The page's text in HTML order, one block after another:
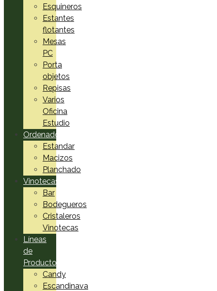
Esquineros
Estantes
flotantes
Mesas
PC
Porta
objetos
Repisas
Varios
Oficina
Estudio
Ordenadores
Estandar
Macizos
Planchado
Vinotecas
Bar
Bodegueros
Cristaleros
Vinotecas
Líneas
de
Productos
Candy
Escandinava